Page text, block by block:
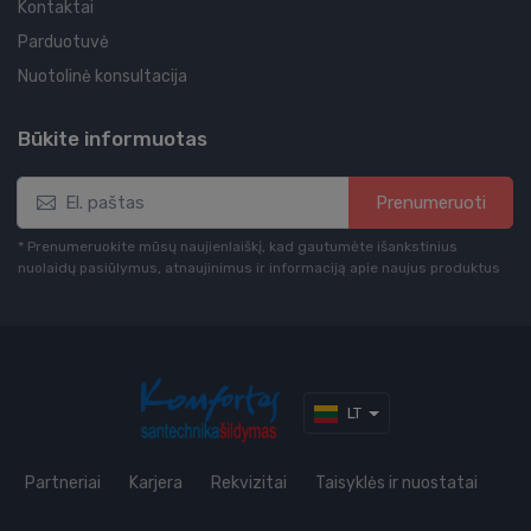
Kontaktai
Parduotuvė
Nuotolinė konsultacija
Būkite informuotas
Prenumeruoti
* Prenumeruokite mūsų naujienlaiškį, kad gautumėte išankstinius
nuolaidų pasiūlymus, atnaujinimus ir informaciją apie naujus produktus
LT
Partneriai Karjera Rekvizitai Taisyklės ir nuostatai